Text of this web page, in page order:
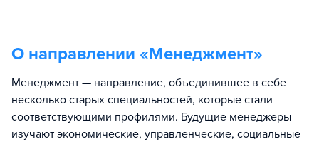
О направлении «Менеджмент»
Менеджмент — направление, объединившее в себе
несколько старых специальностей, которые стали
соответствующими профилями. Будущие менеджеры
изучают экономические, управленческие, социальные